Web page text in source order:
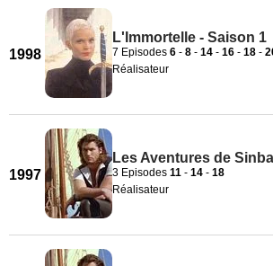
1998
L'Immortelle - Saison 1
7 Episodes 6 - 8 - 14 - 16 - 18 -
Réalisateur
1997
Les Aventures de
3 Episodes 11 - 14 - 18
Réalisateur